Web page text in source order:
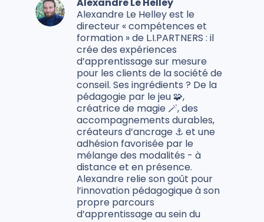
Alexandre Le Helley est le
directeur « compétences et
formation » de L.I.PARTNERS : il
crée des expériences
d’apprentissage sur mesure
pour les clients de la société de
conseil. Ses ingrédients ? De la
pédagogie par le jeu 🧩,
créatrice de magie 🪄, des
accompagnements durables,
créateurs d’ancrage ⚓ et une
adhésion favorisée par le
mélange des modalités - à
distance et en présence.
Alexandre relie son goût pour
l’innovation pédagogique à son
propre parcours
d’apprentissage au sein du